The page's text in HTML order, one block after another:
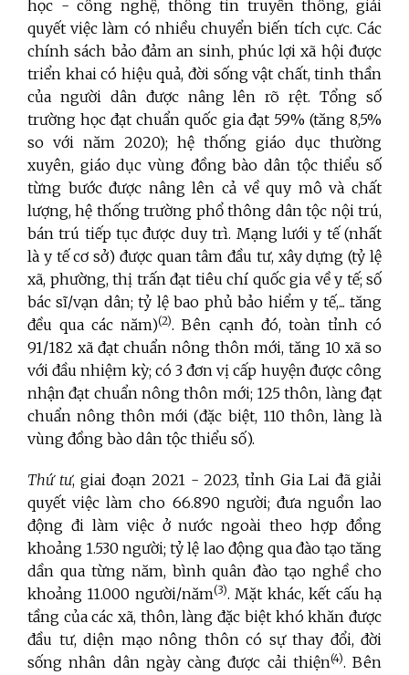
học - công nghệ, thông tin truyền thông, giải
quyết việc làm có nhiều chuyển biến tích cực. Các
chính sách bảo đảm an sinh, phúc lợi xã hội được
triển khai có hiệu quả, đời sống vật chất, tinh thần
của người dân được nâng lên rõ rệt. Tổng số
trường học đạt chuẩn quốc gia đạt 59% (tăng 8,5%
so với năm 2020); hệ thống giáo dục thường
xuyên, giáo dục vùng đồng bào dân tộc thiểu số
từng bước được nâng lên cả về quy mô và chất
lượng, hệ thống trường phổ thông dân tộc nội trú,
bán trú tiếp tục được duy trì. Mạng lưới y tế (nhất
là y tế cơ sở) được quan tâm đầu tư, xây dựng (tỷ lệ
xã, phường, thị trấn đạt tiêu chí quốc gia về y tế; số
bác sĩ/vạn dân; tỷ lệ bao phủ bảo hiểm y tế,... tăng
đều qua các năm)(2). Bên cạnh đó, toàn tỉnh có
91/182 xã đạt chuẩn nông thôn mới, tăng 10 xã so
với đầu nhiệm kỳ; có 3 đơn vị cấp huyện được công
nhận đạt chuẩn nông thôn mới; 125 thôn, làng đạt
chuẩn nông thôn mới (đặc biệt, 110 thôn, làng là
vùng đồng bào dân tộc thiểu số).
Thứ tư, giai đoạn 2021 - 2023, tỉnh Gia Lai đã giải
quyết việc làm cho 66.890 người; đưa nguồn lao
động đi làm việc ở nước ngoài theo hợp đồng
khoảng 1.530 người; tỷ lệ lao động qua đào tạo tăng
dần qua từng năm, bình quân đào tạo nghề cho
khoảng 11.000 người/năm(3). Mặt khác, kết cấu hạ
tầng của các xã, thôn, làng đặc biệt khó khăn được
đầu tư, diện mạo nông thôn có sự thay đổi, đời
sống nhân dân ngày càng được cải thiện(4). Bên